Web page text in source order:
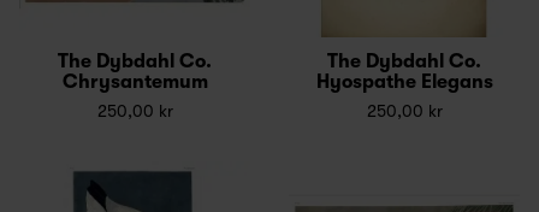
The Dybdahl Co.
Chrysantemum
250,00 kr
The Dybdahl Co.
Hyospathe Elegans
250,00 kr